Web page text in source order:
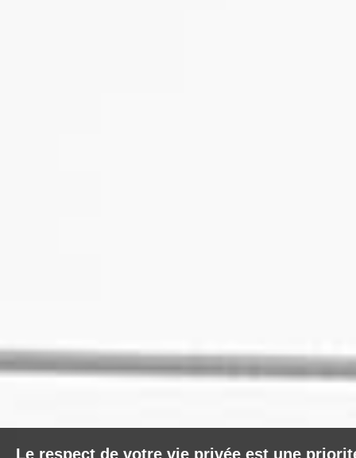
Le respect de votre vie privée est une